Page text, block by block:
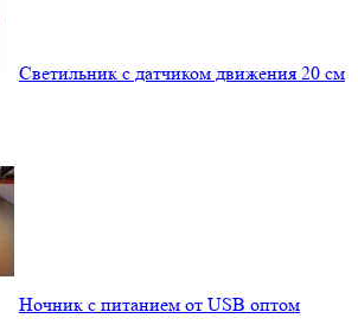
Светильник с датчиком движения 20 см
Ночник с питанием от USB оптом